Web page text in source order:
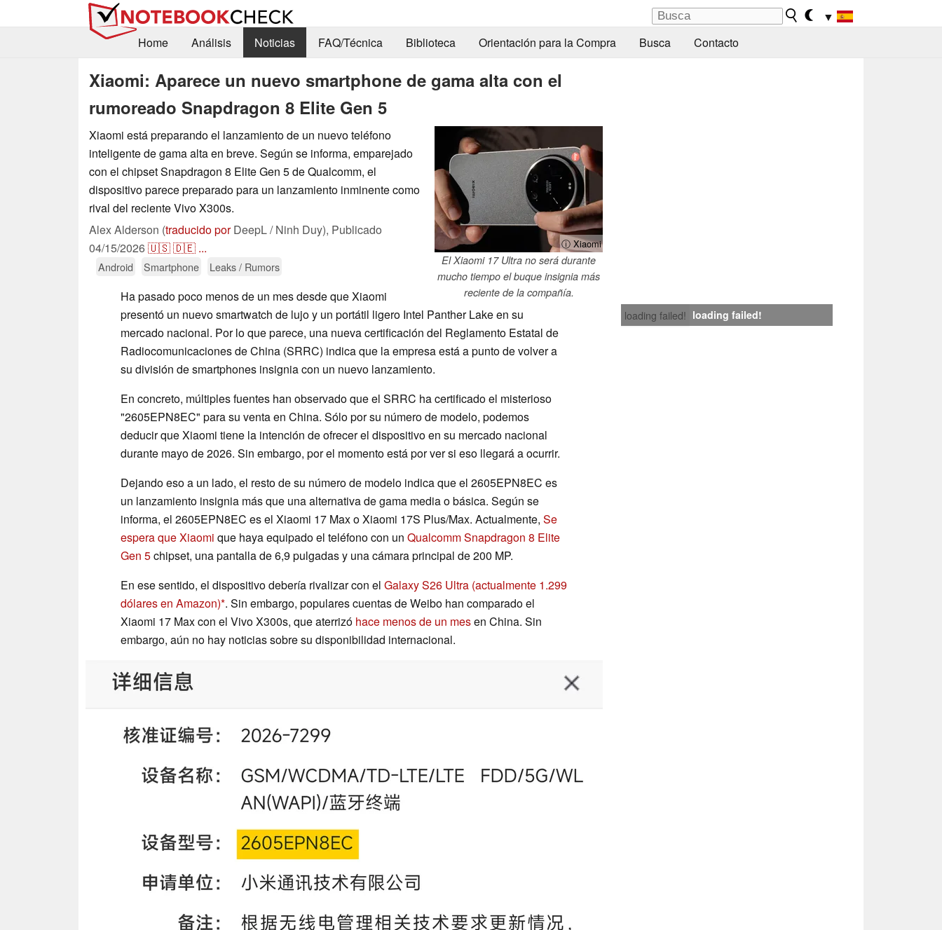
▼
Home
Análisis Noticias FAQ/Técnica Biblioteca Orientación para la Compra Busca Contacto
Xiaomi: Aparece un nuevo smartphone de gama alta con el
rumoreado Snapdragon 8 Elite Gen 5
ⓘ Xiaomi
El Xiaomi 17 Ultra no será durante
mucho tiempo el buque insignia más
reciente de la compañía.
Xiaomi está preparando el lanzamiento de un nuevo teléfono
inteligente de gama alta en breve. Según se informa, emparejado
con el chipset Snapdragon 8 Elite Gen 5 de Qualcomm, el
dispositivo parece preparado para un lanzamiento inminente como
rival del reciente Vivo X300s.
Alex Alderson (traducido porDeepL / Ninh Duy), Publicado
04/15/2026🇺🇸🇩🇪 ...
Android Smartphone Leaks / Rumors
loading failed! loading failed!
Ha pasado poco menos de un mes desde que Xiaomi
presentó un nuevo smartwatch de lujo y un portátil ligero Intel Panther Lake en su
mercado nacional. Por lo que parece, una nueva certificación del Reglamento Estatal de
Radiocomunicaciones de China (SRRC) indica que la empresa está a punto de volver a
su división de smartphones insignia con un nuevo lanzamiento.
En concreto, múltiples fuentes han observado que el SRRC ha certificado el misterioso
"2605EPN8EC" para su venta en China. Sólo por su número de modelo, podemos
deducir que Xiaomi tiene la intención de ofrecer el dispositivo en su mercado nacional
durante mayo de 2026. Sin embargo, por el momento está por ver si eso llegará a ocurrir.
Dejando eso a un lado, el resto de su número de modelo indica que el 2605EPN8EC es
un lanzamiento insignia más que una alternativa de gama media o básica. Según se
informa, el 2605EPN8EC es el Xiaomi 17 Max o Xiaomi 17S Plus/Max. Actualmente, Se
espera que Xiaomi que haya equipado el teléfono con un Qualcomm Snapdragon 8 Elite
Gen 5chipset, una pantalla de 6,9 pulgadas y una cámara principal de 200 MP.
En ese sentido, el dispositivo debería rivalizar con el Galaxy S26 Ultra (actualmente 1.299
dólares en Amazon) . Sin embargo, populares cuentas de Weibo han comparado el
Xiaomi 17 Max con el Vivo X300s, que aterrizó hace menos de un mesen China. Sin
embargo, aún no hay noticias sobre su disponibilidad internacional.